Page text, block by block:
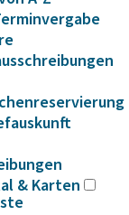
& Karten